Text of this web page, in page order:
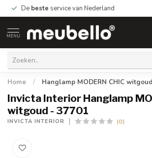
De beste service van Nederland
MENU
Home / Hanglamp MODERN CHIC
Invicta Interior Hanglamp
witgoud - 37701
INVICTA INTERIOR (0)